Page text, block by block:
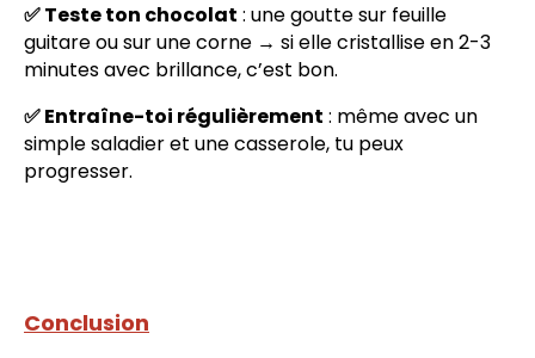
✅ Teste ton chocolat : une goutte sur feuille
guitare ou sur une corne → si elle cristallise en 2-3
minutes avec brillance, c’est bon.
✅ Entraîne-toi régulièrement : même avec un
simple saladier et une casserole, tu peux
progresser.
Conclusion